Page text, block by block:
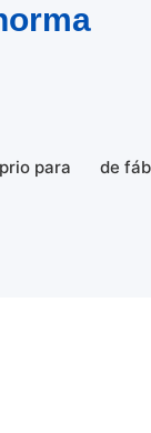
para
de